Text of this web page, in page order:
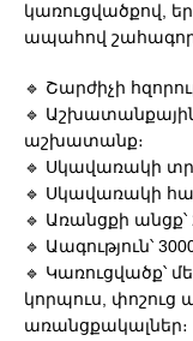
կառուցվածքով,
ապահով
🔹 Շարժիչի
🔹 Աշխատանքային
աշխատանք։
🔹 Սկավառակի
🔹 Սկավառակի
🔹 Առանցքի անցք՝
🔹 Աագություն՝
🔹 Կառուցվածք՝
կորպուս,
առանցքակալներ։